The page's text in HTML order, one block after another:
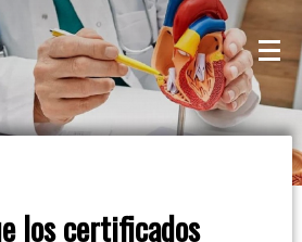
los certificados